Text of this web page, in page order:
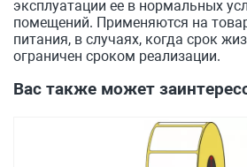
эксплуатации ее в нормальных
помещений. Применяются на
питания, в случаях, когда срок
ограничен сроком реализации.
Вас также может